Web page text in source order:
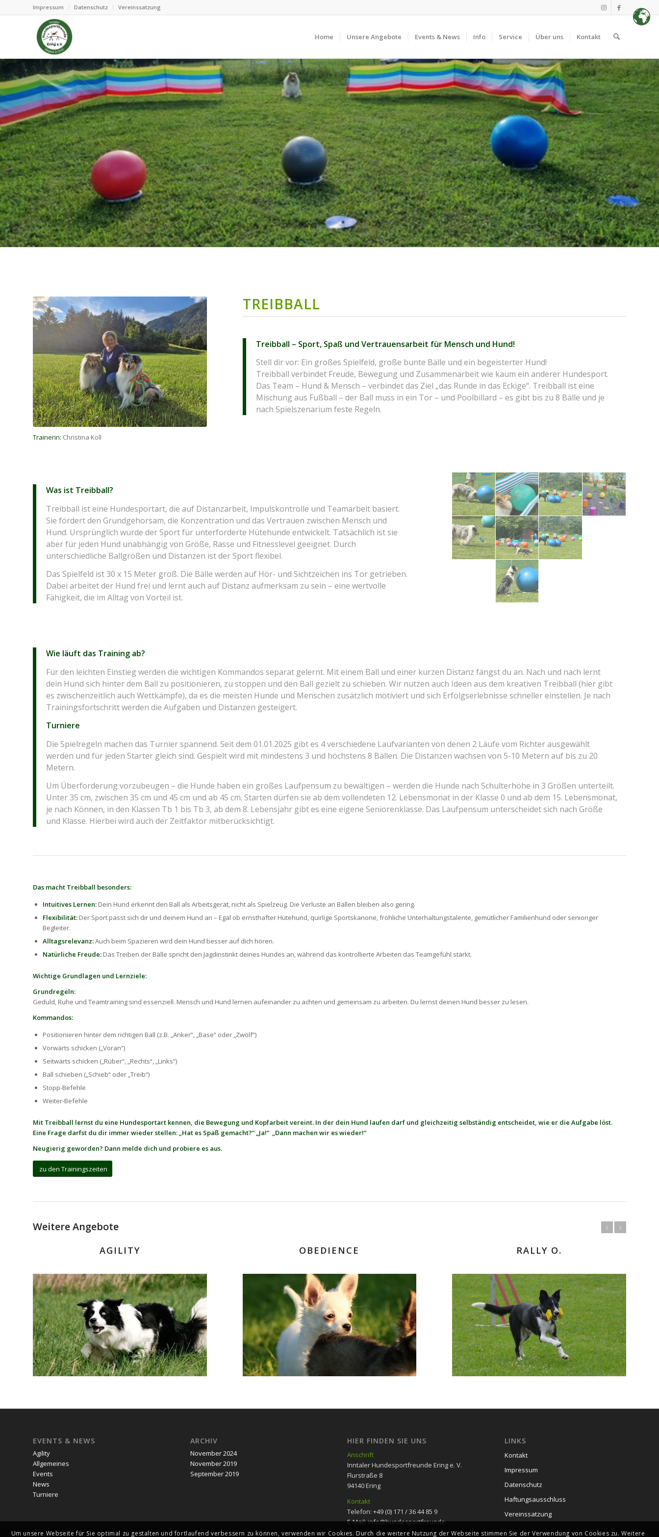
Impressum Datenschutz Vereinssatzung
Home Unsere Angebote Events & News Info Service Über uns Kontakt
Trainerin: Christina Koll
TREIBBALL
Treibball – Sport, Spaß und Vertrauensarbeit für Mensch und Hund!
Stell dir vor: Ein großes Spielfeld, große bunte Bälle und ein begeisterter Hund!
Treibball verbindet Freude, Bewegung und Zusammenarbeit wie kaum ein anderer Hundesport.
Das Team – Hund & Mensch – verbindet das Ziel „das Runde in das Eckige“. Treibball ist eine
Mischung aus Fußball – der Ball muss in ein Tor – und Poolbillard – es gibt bis zu 8 Bälle und je
nach Spielszenarium feste Regeln.
Was ist Treibball?
Treibball ist eine Hundesportart, die auf Distanzarbeit, Impulskontrolle und Teamarbeit basiert.
Sie fördert den Grundgehorsam, die Konzentration und das Vertrauen zwischen Mensch und
Hund. Ursprünglich wurde der Sport für unterforderte Hütehunde entwickelt. Tatsächlich ist sie
aber für jeden Hund unabhängig von Größe, Rasse und Fitnesslevel geeignet. Durch
unterschiedliche Ballgrößen und Distanzen ist der Sport flexibel.
Das Spielfeld ist 30 x 15 Meter groß. Die Bälle werden auf Hör- und Sichtzeichen ins Tor getrieben.
Dabei arbeitet der Hund frei und lernt auch auf Distanz aufmerksam zu sein – eine wertvolle
Fähigkeit, die im Alltag von Vorteil ist.
Wie läuft das Training ab?
Für den leichten Einstieg werden die wichtigen Kommandos separat gelernt. Mit einem Ball und einer kurzen Distanz fängst du an. Nach und nach lernt
dein Hund sich hinter dem Ball zu positionieren, zu stoppen und den Ball gezielt zu schieben. Wir nutzen auch Ideen aus dem kreativen Treibball (hier gibt
es zwischenzeitlich auch Wettkämpfe), da es die meisten Hunde und Menschen zusätzlich motiviert und sich Erfolgserlebnisse schneller einstellen. Je nach
Trainingsfortschritt werden die Aufgaben und Distanzen gesteigert.
Turniere
Die Spielregeln machen das Turnier spannend. Seit dem 01.01.2025 gibt es 4 verschiedene Laufvarianten von denen 2 Läufe vom Richter ausgewählt
werden und für jeden Starter gleich sind. Gespielt wird mit mindestens 3 und höchstens 8 Bällen. Die Distanzen wachsen von 5-10 Metern auf bis zu 20
Metern.
Um Überforderung vorzubeugen – die Hunde haben ein großes Laufpensum zu bewältigen – werden die Hunde nach Schulterhöhe in 3 Größen unterteilt.
Unter 35 cm, zwischen 35 cm und 45 cm und ab 45 cm. Starten dürfen sie ab dem vollendeten 12. Lebensmonat in der Klasse 0 und ab dem 15. Lebensmonat,
je nach Können, in den Klassen Tb 1 bis Tb 3, ab dem 8. Lebensjahr gibt es eine eigene Seniorenklasse. Das Laufpensum unterscheidet sich nach Größe
und Klasse. Hierbei wird auch der Zeitfaktor mitberücksichtigt.
Das macht Treibball besonders:
Intuitives Lernen: Dein Hund erkennt den Ball als Arbeitsgerät, nicht als Spielzeug. Die Verluste an Bällen bleiben also gering.
Flexibilität: Der Sport passt sich dir und deinem Hund an – Egal ob ernsthafter Hütehund, quirlige Sportskanone, fröhliche Unterhaltungstalente, gemütlicher Familienhund oder senioriger
Begleiter.
Alltagsrelevanz:Auch beim Spazieren wird dein Hund besser auf dich hören.
Natürliche Freude: Das Treiben der Bälle spricht den Jagdinstinkt deines Hundes an, während das kontrollierte Arbeiten das Teamgefühl stärkt.
Wichtige Grundlagen und Lernziele:
Grundregeln:
Geduld, Ruhe und Teamtraining sind essenziell. Mensch und Hund lernen aufeinander zu achten und gemeinsam zu arbeiten. Du lernst deinen Hund besser zu lesen.
Kommandos:
Positionieren hinter dem richtigen Ball (z.B. „Anker“, „Base“ oder „Zwölf“)
Vorwärts schicken („Voran“)
Seitwärts schicken („Rüber“, „Rechts“, „Links“)
Ball schieben („Schieb“ oder „Treib“)
Stopp-Befehle
Weiter-Befehle
Mit Treibball lernst du eine Hundesportart kennen, die Bewegung und Kopfarbeit vereint. In der dein Hund laufen darf und gleichzeitig selbständig entscheidet, wie er die Aufgabe löst.
Eine Frage darfst du dir immer wieder stellen: „Hat es Spaß gemacht?“ „Ja!“ „Dann machen wir es wieder!“
Neugierig geworden? Dann melde dich und probiere es aus.
zu den Trainingszeiten
Weitere Angebote
AGILITY OBEDIENCE RALLY O.
EVENTS & NEWS
Agility
Allgemeines
Events
News
Turniere
ARCHIV
November 2024
November 2019
September 2019
HIER FINDEN SIE UNS
Anschrift
Inntaler Hundesportfreunde Ering e. V.
Flurstraße 8
94140 Ering
Kontakt
Telefon: +49 (0) 171 / 36 44 85 9
E-Mail: info@hundesportfreunde-
ering.de
LINKS
Kontakt
Impressum
Datenschutz
Haftungsausschluss
Vereinssatzung
Um unsere Webseite für Sie optimal zu gestalten und fortlaufend verbessern zu können, verwenden wir Cookies. Durch die weitere Nutzung der Webseite stimmen Sie der Verwendung von Cookies zu. Weitere